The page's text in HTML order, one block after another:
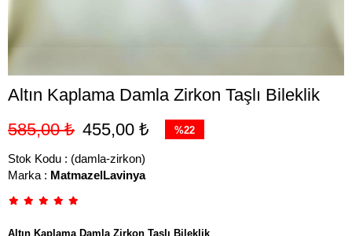
Altın Kaplama Damla Zirkon Taşlı Bileklik
585,00 ₺ 455,00 ₺ %22
Stok Kodu
(damla-zirkon)
Marka : MatmazelLavinya
Altın Kaplama Damla Zirkon Taşlı Bileklik